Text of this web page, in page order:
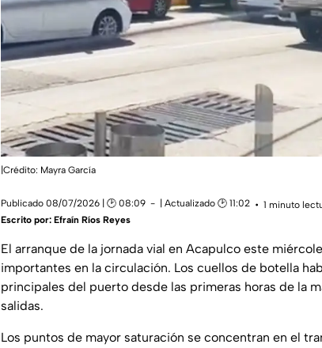
|Crédito: Mayra García
Publicado 08/07/2026 | 🕑 08:09 | Actualizado 🕑 11:02
1 minuto
Escrito por: Efraín Ríos Reyes
El arranque de la jornada vial en Acapulco este
importantes en la circulación. Los cuellos de botella
principales del puerto desde las primeras horas de la
salidas.
Los puntos de mayor saturación se concentran en el